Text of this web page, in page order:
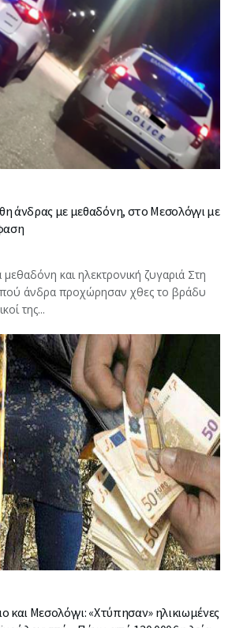
άνδρας με μεθαδόνη, στο Μεσολόγγι με
και ηλεκτρονική ζυγαριά Στη
άνδρα προχώρησαν χθες το βράδυ
της...
και Μεσολόγγι: «Χτύπησαν» ηλικιωμένες